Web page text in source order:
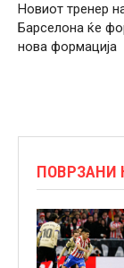
Новиот тренер
Барселона ќе
нова формација
ПОВРЗАНИ